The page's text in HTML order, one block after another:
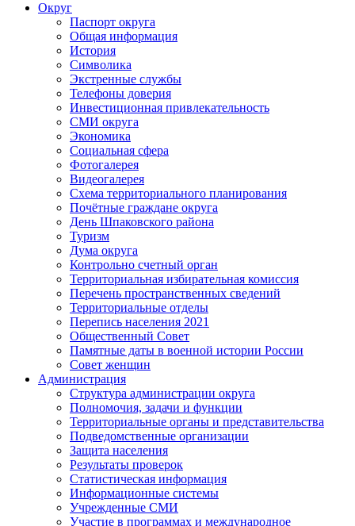
Округ
Паспорт округа
Общая информация
История
Символика
Экстренные службы
Телефоны доверия
Инвестиционная привлекательность
СМИ округа
Экономика
Социальная сфера
Фотогалерея
Видеогалерея
Схема территориального планирования
Почётные граждане округа
День Шпаковского района
Туризм
Дума округа
Контрольно счетный орган
Территориальная избирательная комиссия
Перечень пространственных сведений
Территориальные отделы
Перепись населения 2021
Общественный Совет
Памятные даты в военной истории России
Совет женщин
Администрация
Структура администрации округа
Полномочия, задачи и функции
Территориальные органы и представительства
Подведомственные организации
Защита населения
Результаты проверок
Статистическая информация
Информационные системы
Учрежденные СМИ
Участие в программах и международное